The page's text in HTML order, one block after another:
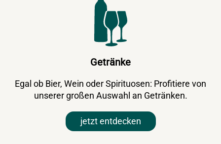
Getränke
Egal ob Bier, Wein oder Spirituosen: Profitiere von
unserer großen Auswahl an Getränken.
jetzt entdecken